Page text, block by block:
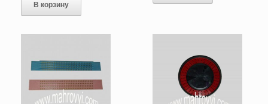
В корзину